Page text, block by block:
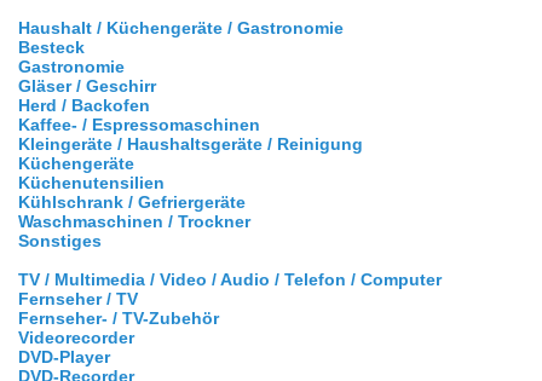
Haushalt / Küchengeräte / Gastronomie
Besteck
Gastronomie
Gläser / Geschirr
Herd / Backofen
Kaffee- / Espressomaschinen
Kleingeräte / Haushaltsgeräte / Reinigung
Küchengeräte
Küchenutensilien
Kühlschrank / Gefriergeräte
Waschmaschinen / Trockner
Sonstiges
TV / Multimedia / Video / Audio / Telefon / Computer
Fernseher / TV
Fernseher- / TV-Zubehör
Videorecorder
DVD-Player
DVD-Recorder